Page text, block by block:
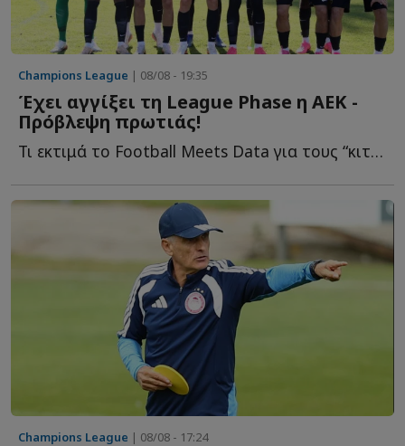
Champions League | 08/08 - 19:35
Έχει αγγίξει τη League Phase η ΑΕΚ -
Πρόβλεψη πρωτιάς!
Τι εκτιμά το Football Meets Data για τους “κιτρινόμαυρους” ε...
Champions League | 08/08 - 17:24